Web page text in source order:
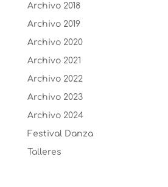
Archivo 2018
Archivo 2019
Archivo 2020
Archivo 2021
Archivo 2022
Archivo 2023
Archivo 2024
Festival Danza
Talleres